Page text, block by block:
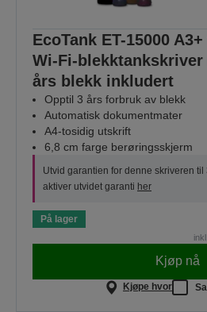
EcoTank ET-15000
Wi-Fi-
års blekk inkludert
Opptil 3 års forbruk av blekk
Automatisk dokumentmater
A4-tosidig utskrift
6,8 cm farge berøringsskjerm
Utvid garantien for denne skriveren til
aktiver utvidet garanti her
På lager
Kjøp nå
Kjøpe hvor